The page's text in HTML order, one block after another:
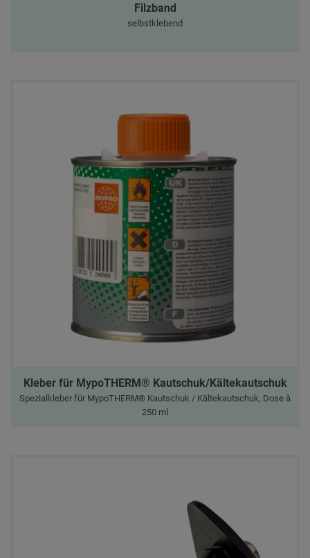
Filzband
selbstklebend
Kleber für MypoTHERM® Kautschuk/Kältekautschuk
Spezialkleber für MypoTHERM® Kautschuk / Kältekautschuk, Dose à
250 ml